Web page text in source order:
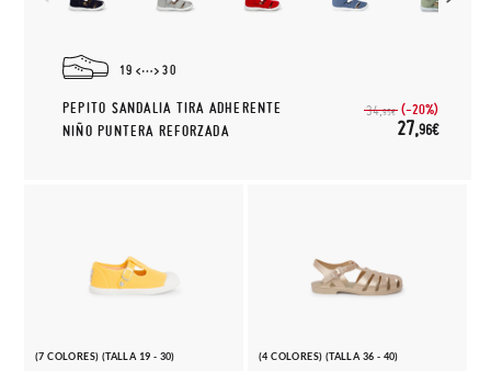
19 30
PEPITO SANDALIA TIRA ADHERENTE
NIÑO PUNTERA REFORZADA
34,95€ (-20%)
27,96€
(7 COLORES) (TALLA 19 - 30) (4 COLORES) (TALLA 36 - 40)